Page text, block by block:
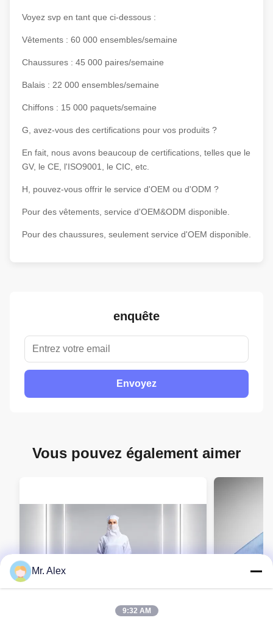
Voyez svp en tant que ci-dessous :
Vêtements : 60 000 ensembles/semaine
Chaussures : 45 000 paires/semaine
Balais : 22 000 ensembles/semaine
Chiffons : 15 000 paquets/semaine
G, avez-vous des certifications pour vos produits ?
En fait, nous avons beaucoup de certifications, telles que le
GV, le CE, l'ISO9001, le CIC, etc.
H, pouvez-vous offrir le service d'OEM ou d'ODM ?
Pour des vêtements, service d'OEM&ODM disponible.
Pour des chaussures, seulement service d'OEM disponible.
enquête
Envoyez
Vous pouvez également aimer
Mr. Alex
9:32 AM